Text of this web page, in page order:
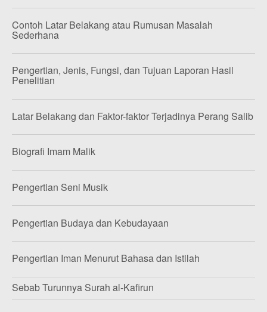
Contoh Latar Belakang atau Rumusan Masalah
Sederhana
Pengertian, Jenis, Fungsi, dan Tujuan Laporan Hasil
Penelitian
Latar Belakang dan Faktor-faktor Terjadinya Perang Salib
Biografi Imam Malik
Pengertian Seni Musik
Pengertian Budaya dan Kebudayaan
Pengertian Iman Menurut Bahasa dan Istilah
Sebab Turunnya Surah al-Kafirun